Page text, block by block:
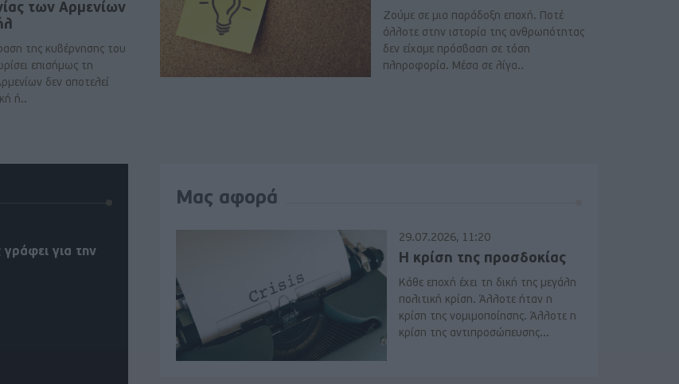
των Αρμενίων
της κυβέρνησης του
επισήμως τη
δεν αποτελεί
ή..
Ζούμε σε μια παράδοξη εποχή. Ποτέ
άλλοτε στην ιστορία της ανθρωπότητας
δεν είχαμε πρόσβαση σε τόση
πληροφορία. Μέσα σε λίγα..
για την
Μας αφορά
29.07.2026, 11:20
Η κρίση της προσδοκίας
Κάθε εποχή έχει τη δική της μεγάλη
πολιτική κρίση. Άλλοτε ήταν η
κρίση της νομιμοποίησης. Άλλοτε η
κρίση της αντιπροσώπευσης...